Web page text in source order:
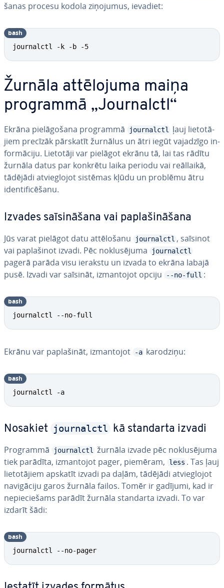
ša­nas procesu kodola ziņojumus, ievadiet:
journalctl -k -b -5
bash
Žurnāla at­tē­lo­ju­ma maiņa
programmā „Jour­nalctl“
Ekrāna pie­lā­go­ša­na programmā journalctl
ļauj lie­to­tā­
jiem precīzāk pārskatīt žurnālus un ātri iegūt vajadzīgo in­
for­mā­ci­ju. Lietotāji var pielāgot ekrānu tā, lai tas rādītu
žurnāla datus par konkrētu laika periodu vai reāllaikā,
tādējādi at­vieg­lo­jot sistēmas kļūdu un problēmu ātru
iden­ti­fi­cē­ša­nu.
Izvades sa­īsi­nā­ša­na vai pa­pla­ši­nā­ša­na
Jūs varat pielāgot datu at­tē­lo­ša­nu journalctl , saīsinot
vai pa­pla­ši­not izvadi. Pēc no­klu­sē­ju­ma
journalctl
pagerā parāda visu ierakstu un izvada to ekrāna labajā
pusē. Izvadi var saīsināt, iz­man­to­jot opciju
--no-full :
journalctl --no-full
bash
Ekrānu var pa­pla­ši­nāt, iz­man­to­jot -a karodziņu:
journalctl -a
bash
Nosakiet journalctl kā standarta izvadi
Programmā journalctl
žurnāla izvade pēc no­klu­sē­ju­ma
tiek parādīta, iz­man­to­jot pager, piemēram,
less . Tas ļauj
lie­to­tā­jiem apskatīt izvadi pa daļām, tādējādi at­vieg­lo­jot
na­vi­gā­ci­ju garos žurnāla failos. Tomēr ir gadījumi, kad ir
ne­pie­cie­šams parādīt žurnāla standarta izvadi. To var
izdarīt šādi:
journalctl --no-pager
bash